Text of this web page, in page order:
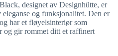
designet av Designhütte, er
og funksjonalitet. Den er
har et fløyelsinteriør som
og gir rommet ditt et raffinert